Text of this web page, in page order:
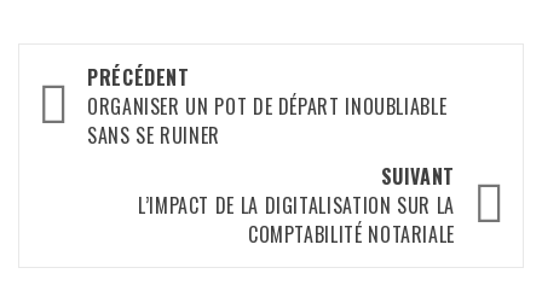
Navigation
d’article
PRÉCÉDENT
ORGANISER UN POT DE DÉPART INOUBLIABLE
SANS SE RUINER
SUIVANT
L’IMPACT DE LA DIGITALISATION SUR LA
COMPTABILITÉ NOTARIALE